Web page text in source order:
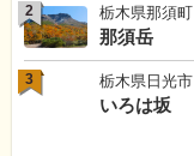
2 栃木県那須町
那須岳
3 栃木県日光市
いろは坂